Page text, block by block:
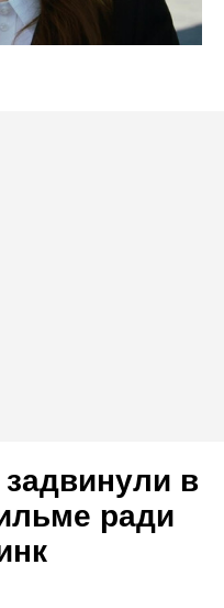
в
ради